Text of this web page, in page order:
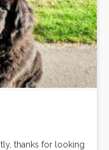
thanks for looking